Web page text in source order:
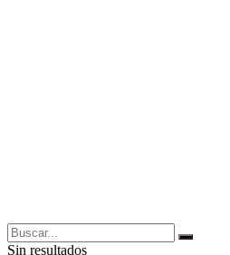
Sin resultados